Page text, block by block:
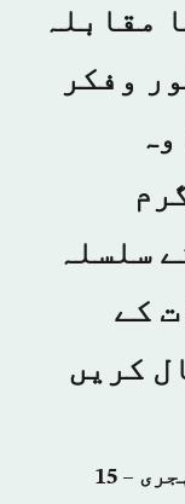
مقابلہ
وفکر
سلسلہ
کے
کریں
جمعرات – 27 جمادی الاول 1440 ہجری – 15